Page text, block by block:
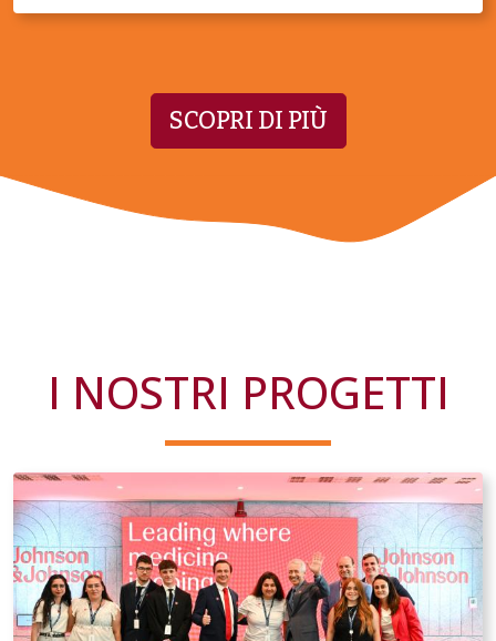
SCOPRI DI PIÙ
I NOSTRI PROGETTI